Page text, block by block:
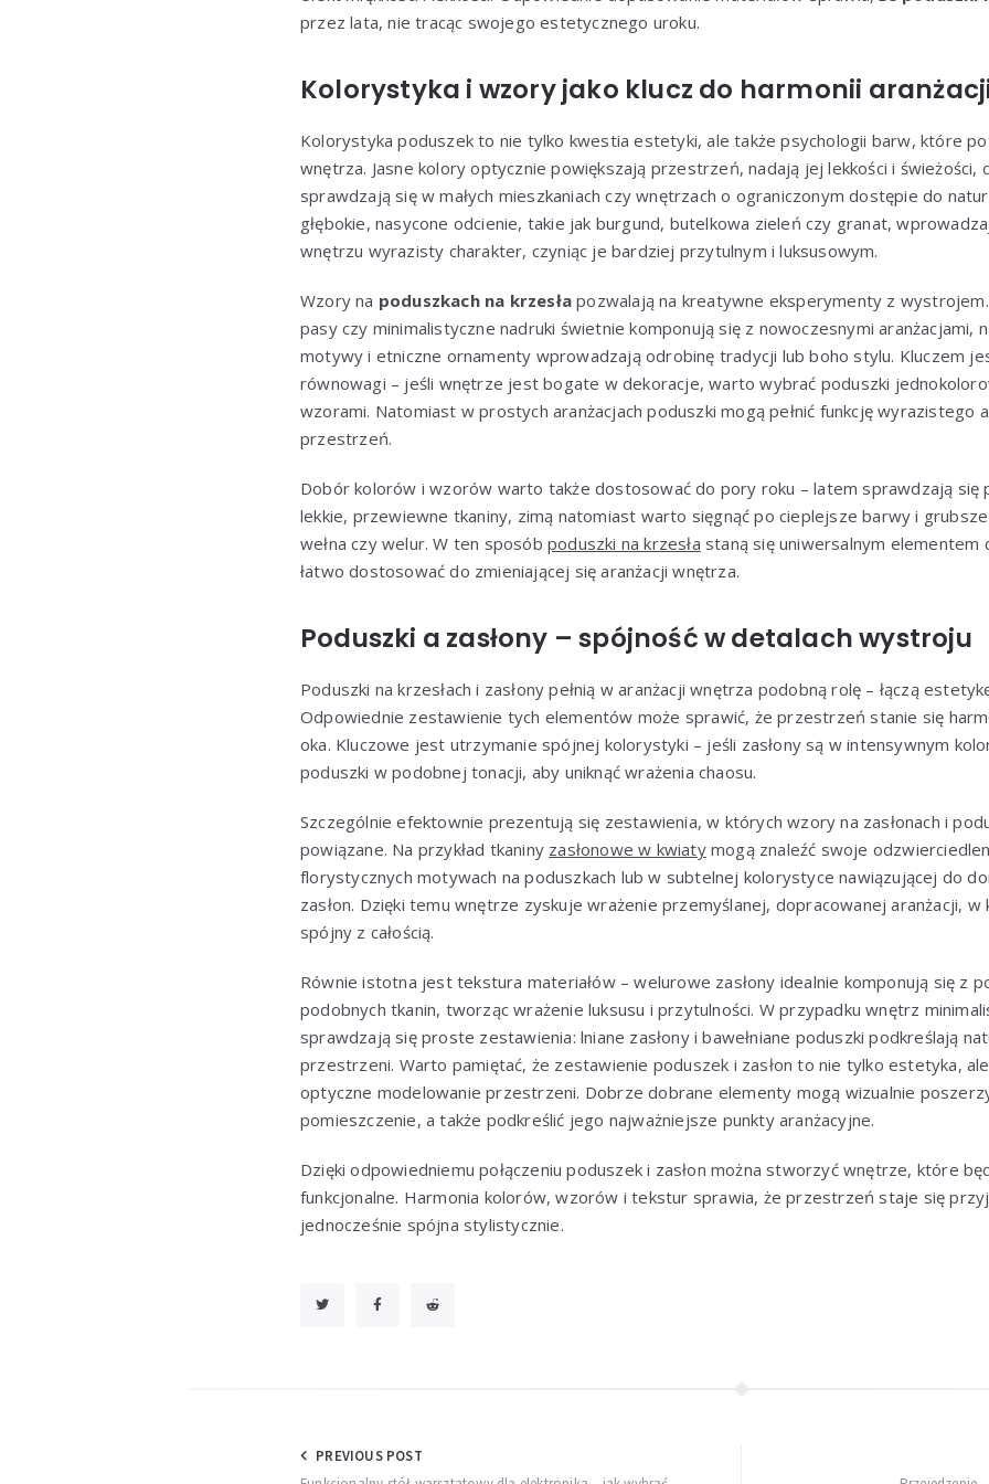
przez lata, nie tracąc swojego estetycznego uroku.
Kolorystyka i wzory jako klucz do harmonii
Kolorystyka poduszek to nie tylko kwestia estetyki, ale także psychologii barw, które
wnętrza. Jasne kolory optycznie powiększają przestrzeń, nadają jej lekkości i świeżości,
sprawdzają się w małych mieszkaniach czy wnętrzach o ograniczonym dostępie do
głębokie, nasycone odcienie, takie jak burgund, butelkowa zieleń czy granat,
wnętrzu wyrazisty charakter, czyniąc je bardziej przytulnym i luksusowym.
Wzory na poduszkach na krzesła pozwalają na kreatywne eksperymenty z
pasy czy minimalistyczne nadruki świetnie komponują się z nowoczesnymi aranżacjami,
motywy i etniczne ornamenty wprowadzają odrobinę tradycji lub boho stylu. Kluczem
równowagi – jeśli wnętrze jest bogate w dekoracje, warto wybrać poduszki
wzorami. Natomiast w prostych aranżacjach poduszki mogą pełnić funkcję wyrazistego
przestrzeń.
Dobór kolorów i wzorów warto także dostosować do pory roku – latem sprawdzają się
lekkie, przewiewne tkaniny, zimą natomiast warto sięgnąć po cieplejsze barwy i
wełna czy welur. W ten sposób poduszki na krzesła staną się uniwersalnym elementem
łatwo dostosować do zmieniającej się aranżacji wnętrza.
Poduszki a zasłony – spójność w detalach wystroju
Poduszki na krzesłach i zasłony pełnią w aranżacji wnętrza podobną rolę – łączą
Odpowiednie zestawienie tych elementów może sprawić, że przestrzeń stanie się
oka. Kluczowe jest utrzymanie spójnej kolorystyki – jeśli zasłony są w intensywnym
poduszki w podobnej tonacji, aby uniknąć wrażenia chaosu.
Szczególnie efektownie prezentują się zestawienia, w których wzory na zasłonach i
powiązane. Na przykład tkaniny zasłonowe w kwiatymogą znaleźć swoje
florystycznych motywach na poduszkach lub w subtelnej kolorystyce nawiązującej do
zasłon. Dzięki temu wnętrze zyskuje wrażenie przemyślanej, dopracowanej aranżacji,
spójny z całością.
Równie istotna jest tekstura materiałów – welurowe zasłony idealnie komponują się z
podobnych tkanin, tworząc wrażenie luksusu i przytulności. W przypadku wnętrz
sprawdzają się proste zestawienia: lniane zasłony i bawełniane poduszki podkreślają
przestrzeni. Warto pamiętać, że zestawienie poduszek i zasłon to nie tylko estetyka,
optyczne modelowanie przestrzeni. Dobrze dobrane elementy mogą wizualnie
pomieszczenie, a także podkreślić jego najważniejsze punkty aranżacyjne.
Dzięki odpowiedniemu połączeniu poduszek i zasłon można stworzyć wnętrze, które
funkcjonalne. Harmonia kolorów, wzorów i tekstur sprawia, że przestrzeń staje się
jednocześnie spójna stylistycznie.
Nawigacja
PREVIOUS POST